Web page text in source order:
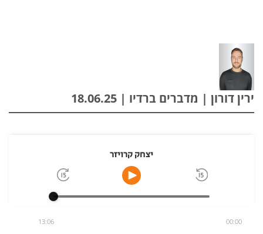
ירין דורון | מדברים ברדיו | 18.06.25
יצחק קרויזר
00:00
13:06